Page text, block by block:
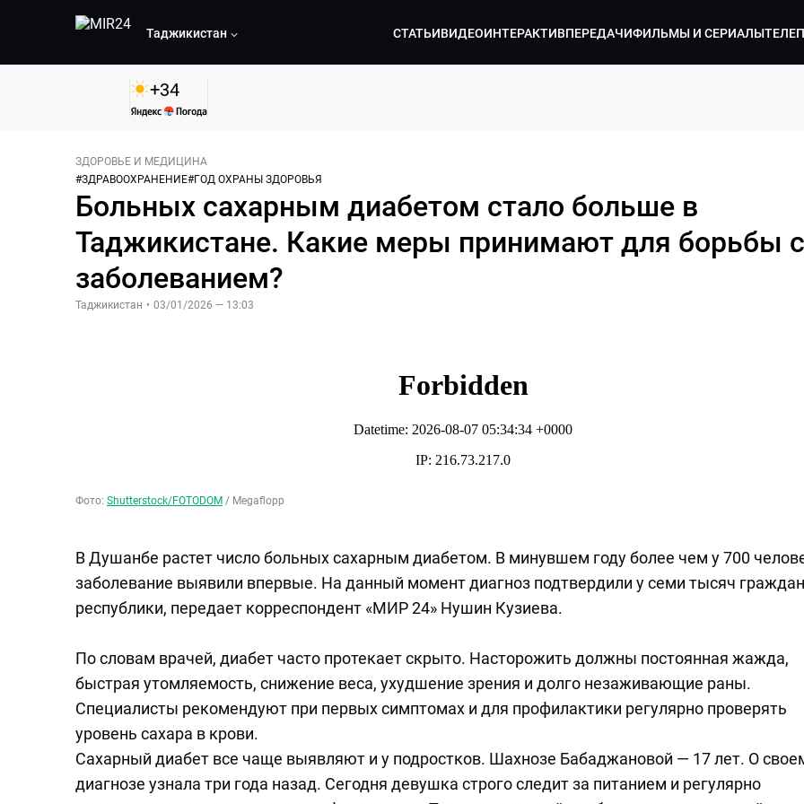
Таджикистан СТАТЬИВИДЕОИНТЕРАКТИВПЕРЕДАЧИФИЛЬМЫ И СЕРИАЛЫ
+34
ЗДОРОВЬЕ И МЕДИЦИНА
#ЗДРАВООХРАНЕНИЕ#ГОД ОХРАНЫ ЗДОРОВЬЯ
Больных сахарным диабетом стало больше в
Таджикистане. Какие меры принимают для борьбы с
заболеванием?
Таджикистан • 03/01/2026 — 13:03
Фото: Shutterstock/FOTODOM / Megaflopp
В Душанбе растет число больных сахарным диабетом. В минувшем году более чем у 700
заболевание выявили впервые. На данный момент диагноз подтвердили у семи тысяч граждан
республики, передает корреспондент «МИР 24» Нушин Кузиева.
По словам врачей, диабет часто протекает скрыто. Насторожить должны постоянная жажда,
быстрая утомляемость, снижение веса, ухудшение зрения и долго незаживающие раны.
Специалисты рекомендуют при первых симптомах и для профилактики регулярно проверять
уровень сахара в крови.
Сахарный диабет все чаще выявляют и у подростков. Шахнозе Бабаджановой — 17 лет. О
диагнозе узнала три года назад. Сегодня девушка строго следит за питанием и регулярно